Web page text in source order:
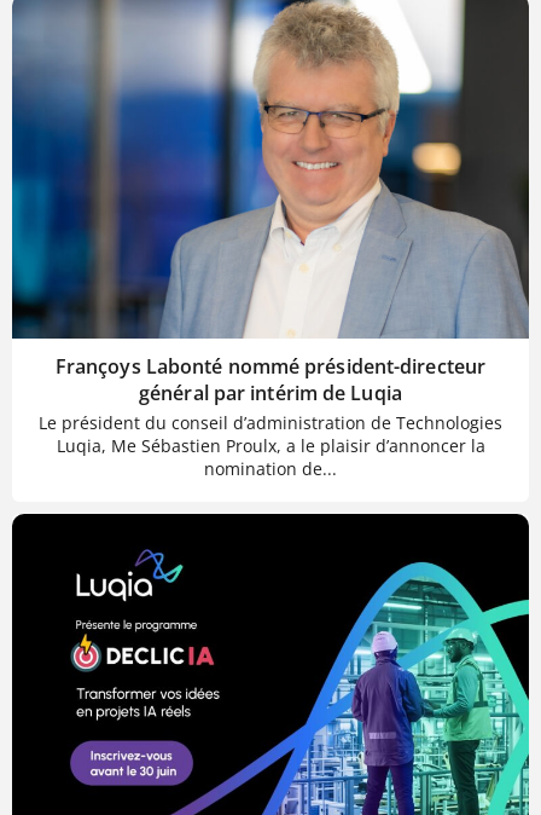
Françoys Labonté nommé président-directeur
général par intérim de Luqia
Le président du conseil d’administration de Technologies
Luqia, Me Sébastien Proulx, a le plaisir d’annoncer la
nomination de...